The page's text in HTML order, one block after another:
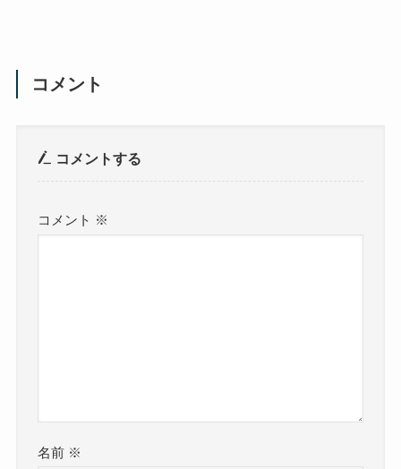
コメント
コメントする
コメント ※
名前 ※